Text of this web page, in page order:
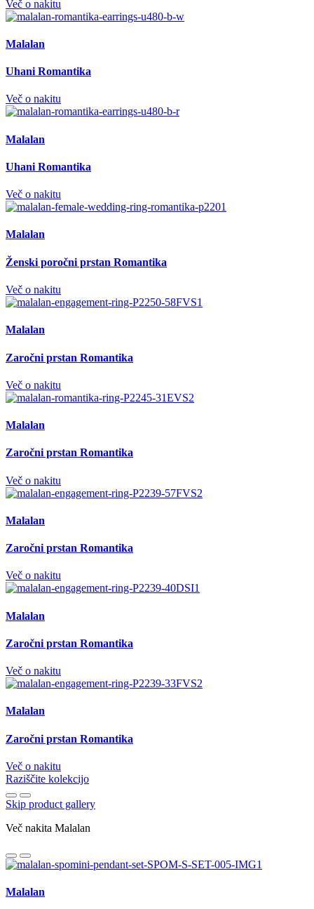
Več o nakitu
Malalan
Uhani Romantika
Več o nakitu
Malalan
Uhani Romantika
Več o nakitu
Malalan
Ženski poročni prstan Romantika
Več o nakitu
Malalan
Zaročni prstan Romantika
Več o nakitu
Malalan
Zaročni prstan Romantika
Več o nakitu
Malalan
Zaročni prstan Romantika
Več o nakitu
Malalan
Zaročni prstan Romantika
Več o nakitu
Malalan
Zaročni prstan Romantika
Več o nakitu
Raziščite kolekcijo
Skip product gallery
Več nakita Malalan
Malalan